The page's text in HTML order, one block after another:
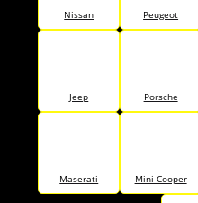
Nissan Peugeot
Jeep Porsche
Maserati Mini Cooper